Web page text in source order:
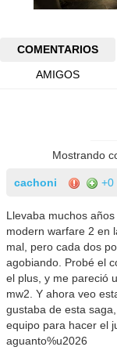
COMENTARIOS
AMIGOS
Mostrando
cachoni +0
Llevaba muchos
modern warfare 2 en
mal, pero cada dos
agobiando. Probé el
el plus, y me pareció
mw2. Y ahora veo
gustaba de esta
equipo para hacer el
aguanto%u2026